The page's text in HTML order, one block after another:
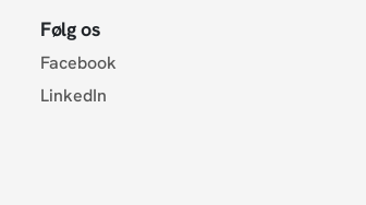
Følg os
Facebook
LinkedIn